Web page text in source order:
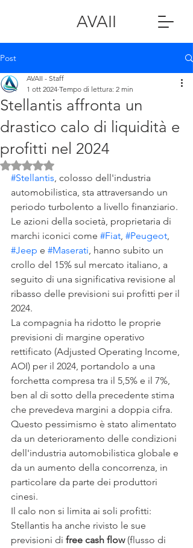
AVAII
Post
Stellantis affronta un
drastico calo di liquidità e
profitti nel 2024
AVAII - Staff
1 ott 2024 Tempo di lettura: 2 min
Valutazione NaN stelle su 5.
#Stellantis, colosso dell'industria
automobilistica, sta attraversando un
periodo turbolento a livello finanziario.
Le azioni della società, proprietaria di
marchi iconici come #Fiat, #Peugeot,
#Jeep e #Maserati, hanno subito un
crollo del 15% sul mercato italiano, a
seguito di una significativa revisione al
ribasso delle previsioni sui profitti per il
2024.
La compagnia ha ridotto le proprie
previsioni di margine operativo
rettificato (Adjusted Operating Income,
AOI) per il 2024, portandolo a una
forchetta compresa tra il 5,5% e il 7%,
ben al di sotto della precedente stima
che prevedeva margini a doppia cifra.
Questo pessimismo è stato alimentato
da un deterioramento delle condizioni
dell'industria automobilistica globale e
da un aumento della concorrenza, in
particolare da parte dei produttori
cinesi.
Il calo non si limita ai soli profitti:
Stellantis ha anche rivisto le sue
previsioni di free cash flow (flusso di